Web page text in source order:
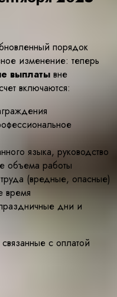
порядок
изменение: теперь
выплаты вне
включаются:
языка, руководство
объема работы
(вредные, опасные)
время
дни и
с оплатой